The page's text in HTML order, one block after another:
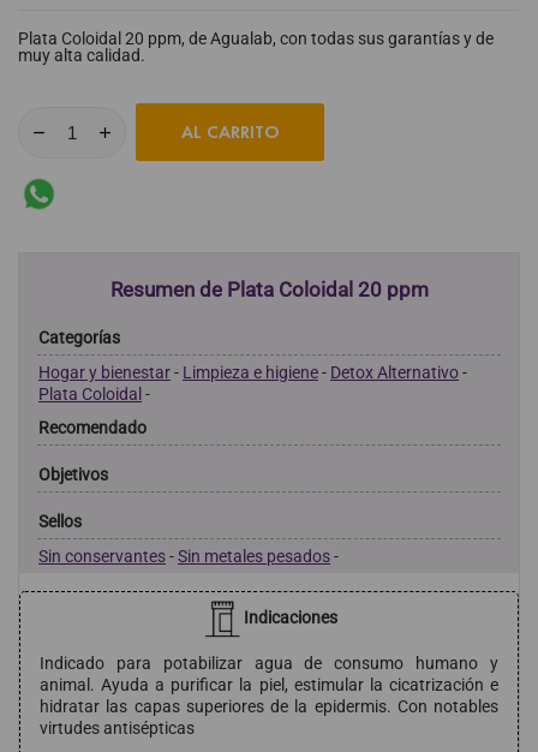
Plata Coloidal 20 ppm, de Agualab, con todas sus garantías y de
muy alta calidad.
AL CARRITO
Resumen de Plata Coloidal 20 ppm
Categorías
Hogar y bienestar- Limpieza e higiene- Detox Alternativo-
Plata Coloidal-
Recomendado
Objetivos
Sellos
Sin conservantes-Sin metales pesados-
Indicaciones
Indicado para potabilizar agua de consumo humano y
animal. Ayuda a purificar la piel, estimular la cicatrización e
hidratar las capas superiores de la epidermis. Con notables
virtudes antisépticas